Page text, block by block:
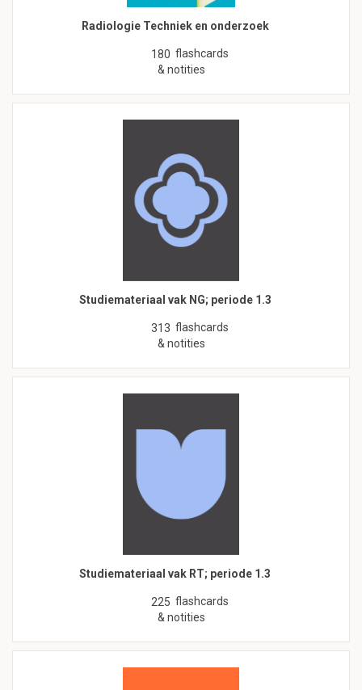
Radiologie Techniek en onderzoek
180 flashcards
& notities
Studiemateriaal vak NG; periode 1.3
313 flashcards
& notities
Studiemateriaal vak RT; periode 1.3
225 flashcards
& notities